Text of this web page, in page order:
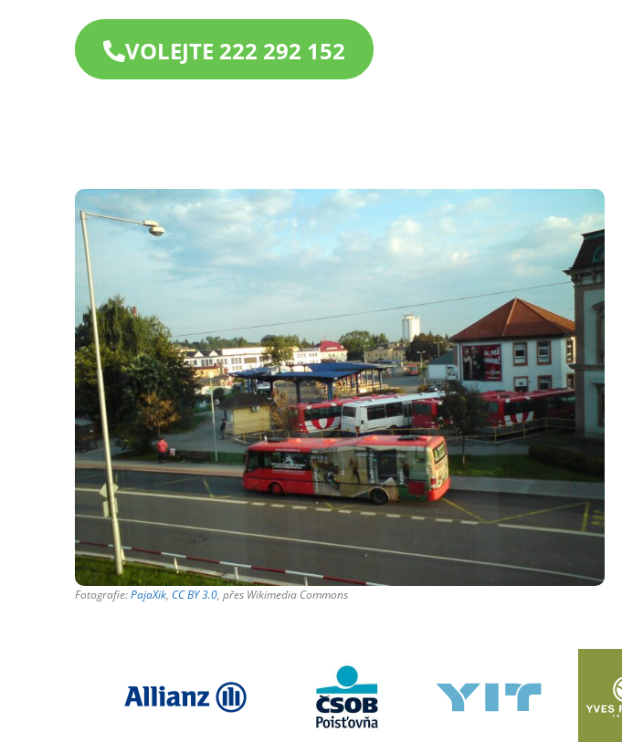
VOLEJTE 222 292 152
Fotografie:PajaXik, CC BY 3.0, přes Wikimedia Commons